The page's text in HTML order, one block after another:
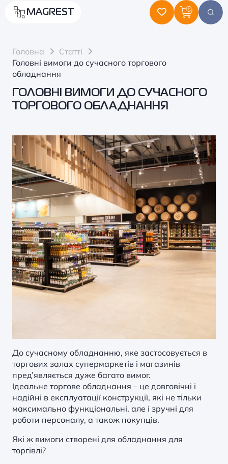
MAGREST
Головна
Статті
Головні вимоги до сучасного торгового
обладнання
ГОЛОВНІ ВИМОГИ ДО СУЧАСНОГО
ТОРГОВОГО ОБЛАДНАННЯ
До сучасному обладнанню, яке застосовується в
торгових залах супермаркетів і магазинів
пред’являється дуже багато вимог.
Ідеальне торгове обладнання – це довговічні і
надійні в експлуатації конструкції, які не тільки
максимально функціональні, але і зручні для
роботи персоналу, а також покупців.
Які ж вимоги створені для обладнання для
торгівлі?